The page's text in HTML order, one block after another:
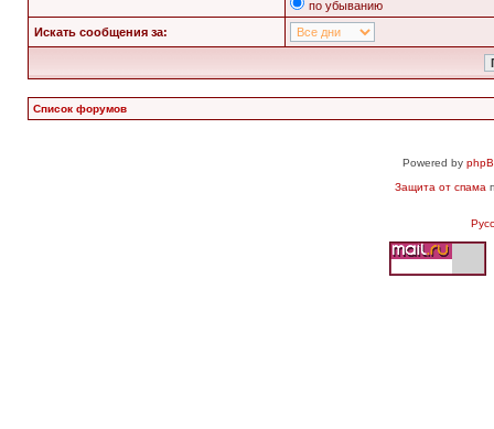
по убыванию
Искать сообщения за:
Список форумов
Powered by
Защита от спама